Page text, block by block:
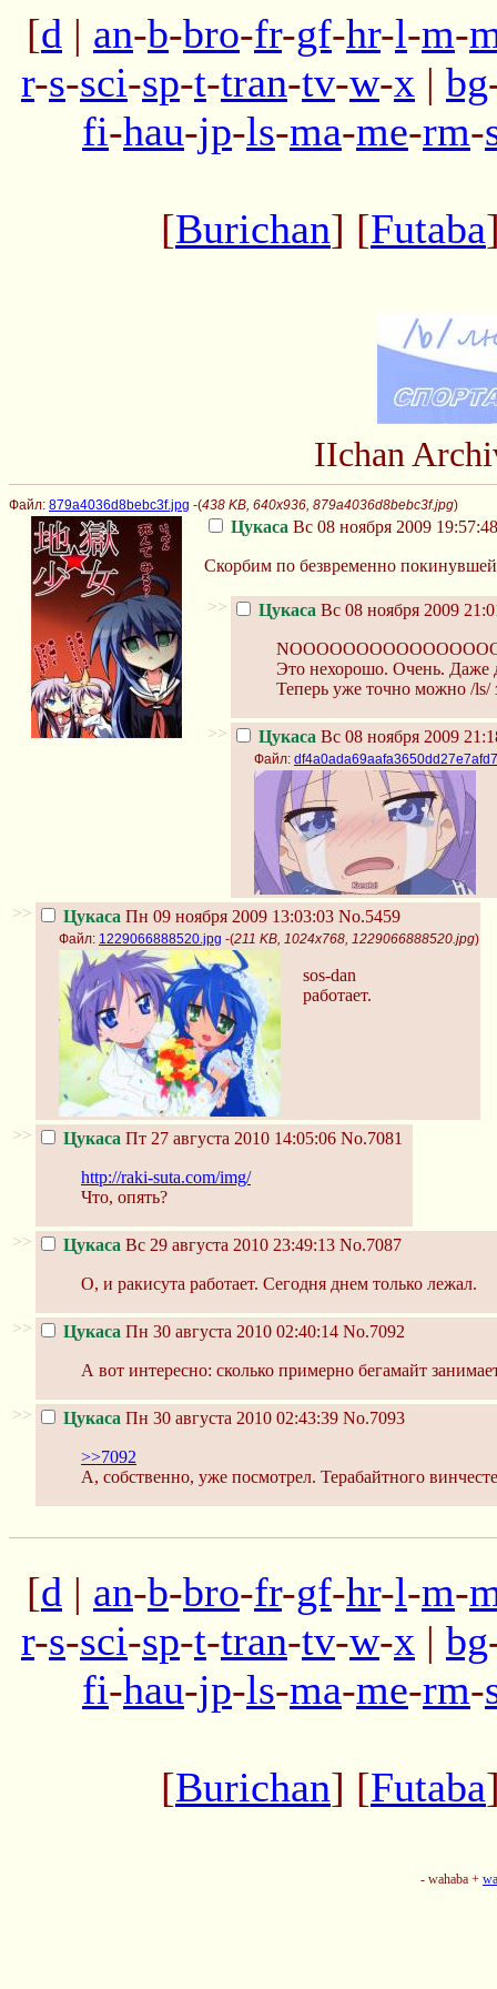
[d | an-b-bro-fr-gf-hr-l-m-
r-s-sci-sp-t-tran-tv-w-x | bg
fi-hau-jp-ls-ma-me-rm-
[Burichan] [Futaba
IIchan
Файл: 879a4036d8bebc3f.jpg -(438 KB, 640x936, 879a4036d8bebc3f.jpg)
Цукаса Вс 08 ноября 2009 19:57:48
Скорбим по безвременно
>> Цукаса Вс 08 ноября 2009
Это нехорошо. Очень. Даже
Теперь уже точно можно /ls/
>> Цукаса Вс 08 ноября 2009
Файл:
>> Цукаса Пн 09 ноября 2009 13:03:03 No.5459
Файл: 1229066888520.jpg -(211 KB, 1024x768, 1229066888520.jpg)
sos-dan
работает.
>> Цукаса Пт 27 августа 2010 14:05:06 No.7081
http://raki-suta.com/img/
Что, опять?
>> Цукаса Вс 29 августа 2010 23:49:13 No.7087
О, и ракисута работает. Сегодня днем только лежал.
>> Цукаса Пн 30 августа 2010 02:40:14 No.7092
А вот интересно: сколько примерно бегамайт
>> Цукаса Пн 30 августа 2010 02:43:39 No.7093
>>7092
А, собственно, уже посмотрел. Терабайтного
[d | an-b-bro-fr-gf-hr-l-m-
r-s-sci-sp-t-tran-tv-w-x | bg
fi-hau-jp-ls-ma-me-rm-
[Burichan] [Futaba
- wahaba +